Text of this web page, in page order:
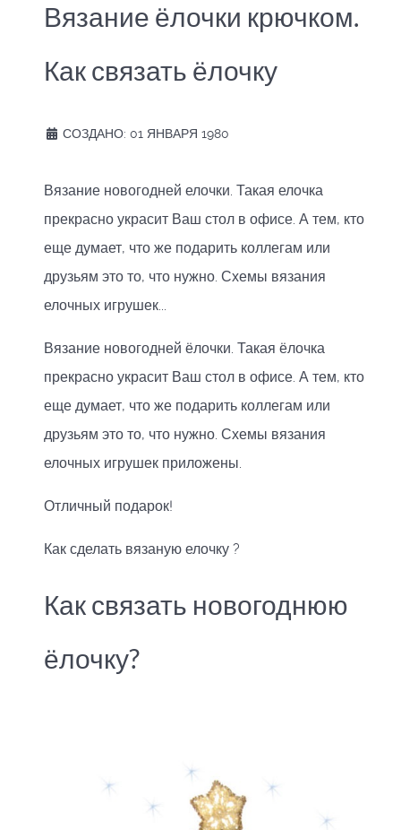
Вязание ёлочки крючком.
Как связать ёлочку
СОЗДАНО: 01 ЯНВАРЯ 1980
Вязание новогодней елочки. Такая елочка
прекрасно украсит Ваш стол в офисе. А тем, кто
еще думает, что же подарить коллегам или
друзьям это то, что нужно. Схемы вязания
елочных игрушек...
Вязание новогодней ёлочки. Такая ёлочка
прекрасно украсит Ваш стол в офисе. А тем, кто
еще думает, что же подарить коллегам или
друзьям это то, что нужно. Схемы вязания
елочных игрушек приложены.
Отличный подарок!
Как сделать вязаную елочку ?
Как связать новогоднюю
ёлочку?